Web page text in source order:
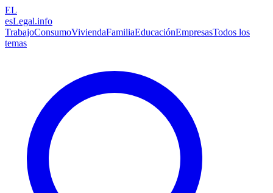
EL
esLegal.info
TrabajoConsumoViviendaFamiliaEducaciónEmpresasTodos los
temas